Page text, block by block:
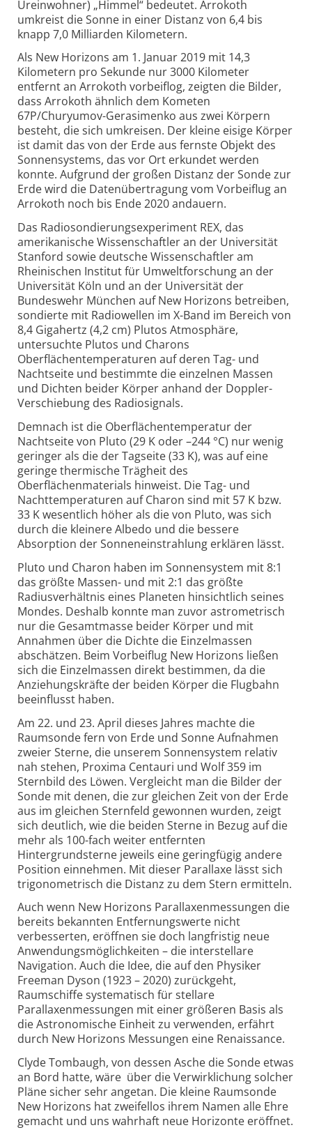
Ureinwohner) „Himmel“ bedeutet. Arrokoth
umkreist die Sonne in einer Distanz von 6,4 bis
knapp 7,0 Milliarden Kilometern.
Als New Horizons am 1. Januar 2019 mit 14,3
Kilometern pro Sekunde nur 3000 Kilometer
entfernt an Arrokoth vorbeiflog, zeigten die Bilder,
dass Arrokoth ähnlich dem Kometen
67P/Churyumov-Gerasimenko aus zwei Körpern
besteht, die sich umkreisen. Der kleine eisige Körper
ist damit das von der Erde aus fernste Objekt des
Sonnensystems, das vor Ort erkundet werden
konnte. Aufgrund der großen Distanz der Sonde zur
Erde wird die Datenübertragung vom Vorbeiflug an
Arrokoth noch bis Ende 2020 andauern.
Das Radiosondierungsexperiment REX, das
amerikanische Wissenschaftler an der Universität
Stanford sowie deutsche Wissenschaftler am
Rheinischen Institut für Umweltforschung an der
Universität Köln und an der Universität der
Bundeswehr München auf New Horizons betreiben,
sondierte mit Radiowellen im X-Band im Bereich von
8,4 Gigahertz (4,2 cm) Plutos Atmosphäre,
untersuchte Plutos und Charons
Oberflächentemperaturen auf deren Tag- und
Nachtseite und bestimmte die einzelnen Massen
und Dichten beider Körper anhand der Doppler-
Verschiebung des Radiosignals.
Demnach ist die Oberflächentemperatur der
Nachtseite von Pluto (29 K oder –244 °C) nur wenig
geringer als die der Tagseite (33 K), was auf eine
geringe thermische Trägheit des
Oberflächenmaterials hinweist. Die Tag- und
Nachttemperaturen auf Charon sind mit 57 K bzw.
33 K wesentlich höher als die von Pluto, was sich
durch die kleinere Albedo und die bessere
Absorption der Sonneneinstrahlung erklären lässt.
Pluto und Charon haben im Sonnensystem mit 8:1
das größte Massen- und mit 2:1 das größte
Radiusverhältnis eines Planeten hinsichtlich seines
Mondes. Deshalb konnte man zuvor astrometrisch
nur die Gesamtmasse beider Körper und mit
Annahmen über die Dichte die Einzelmassen
abschätzen. Beim Vorbeiflug New Horizons ließen
sich die Einzelmassen direkt bestimmen, da die
Anziehungskräfte der beiden Körper die Flugbahn
beeinflusst haben.
Am 22. und 23. April dieses Jahres machte die
Raumsonde fern von Erde und Sonne Aufnahmen
zweier Sterne, die unserem Sonnensystem relativ
nah stehen, Proxima Centauri und Wolf 359 im
Sternbild des Löwen. Vergleicht man die Bilder der
Sonde mit denen, die zur gleichen Zeit von der Erde
aus im gleichen Sternfeld gewonnen wurden, zeigt
sich deutlich, wie die beiden Sterne in Bezug auf die
mehr als 100-fach weiter entfernten
Hintergrundsterne jeweils eine geringfügig andere
Position einnehmen. Mit dieser Parallaxe lässt sich
trigonometrisch die Distanz zu dem Stern ermitteln.
Auch wenn New Horizons Parallaxenmessungen die
bereits bekannten Entfernungswerte nicht
verbesserten, eröffnen sie doch langfristig neue
Anwendungsmöglichkeiten – die interstellare
Navigation. Auch die Idee, die auf den Physiker
Freeman Dyson (1923 – 2020) zurückgeht,
Raumschiffe systematisch für stellare
Parallaxenmessungen mit einer größeren Basis als
die Astronomische Einheit zu verwenden, erfährt
durch New Horizons Messungen eine Renaissance.
Clyde Tombaugh, von dessen Asche die Sonde etwas
an Bord hatte, wäre über die Verwirklichung solcher
Pläne sicher sehr angetan. Die kleine Raumsonde
New Horizons hat zweifellos ihrem Namen alle Ehre
gemacht und uns wahrhaft neue Horizonte eröffnet.